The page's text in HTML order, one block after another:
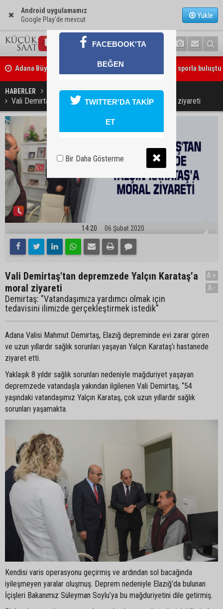
Android uygulamamız
Google Play'de mevcut
Yükle
Adana Büyükşehir Yaz Spor Okulları’nda 30 bin çocuk sporla buluştu
Beşiktaş dosyasında iki tahliye: Özcan Zenger ve Utku Caner
bırakıldı
HABERLER YAŞAM
Vali Demirtaş'tan depremzede Yalçın Karataş’a moral ziyareti
14:20 06 Şubat 2020
Vali Demirtaş'tan depremzede Yalçın Karataş’a
moral ziyareti
Demirtaş: "Vatandaşımıza yardımcı olmak için
tedavisini ilimizde gerçekleştirmek istedik"
A+
A-
Adana Valisi Mahmut Demirtaş, Elazığ depreminde evi zarar gören
ve uzun yıllardır sağlık sorunları yaşayan Yalçın Karataş’ı hastanede
ziyaret etti.
Yaklaşık 8 yıldır sağlık sorunları nedeniyle mağduriyet yaşayan
depremzede vatandaşla yakından ilgilenen Vali Demirtaş, “54
yaşındaki vatandaşımız Yalçın Karataş, çok uzun yıllardır sağlık
sorunları yaşamakta.
Kendisi varis operasyonu geçirmiş ve ardından sol bacağında
iyileşmeyen yaralar oluşmuş. Deprem nedeniyle Elazığ’da bulunan
İçişleri Bakanımız Süleyman Soylu’ya bu mağduriyetini dile getirmiş.
FACEBOOK'TA
BEĞEN
TWITTER'DA TAKİP
ET
Bir Daha Gösterme